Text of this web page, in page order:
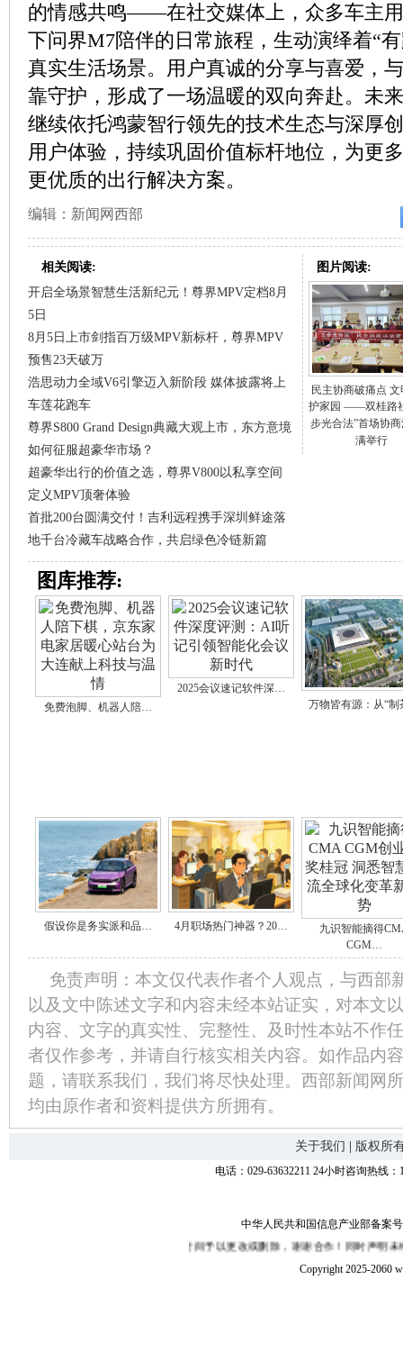
的情感共鸣——在社交媒体上，众多车主
下问界M7陪伴的日常旅程，生动演绎着“
真实生活场景。用户真诚的分享与喜爱，
靠守护，形成了一场温暖的双向奔赴。未
继续依托鸿蒙智行领先的技术生态与深厚
用户体验，持续巩固价值标杆地位，为更
更优质的出行解决方案。
编辑：新闻网西部
相关阅读:
开启全场景智慧生活新纪元！尊界MPV定档8月
5日
8月5日上市剑指百万级MPV新标杆，尊界MPV
预售23天破万
浩思动力全域V6引擎迈入新阶段 媒体披露将上
车莲花跑车
尊界S800 Grand Design典藏大观上市，东方意境
如何征服超豪华市场？
超豪华出行的价值之选，尊界V800以私享空间
定义MPV顶奢体验
首批200台圆满交付！吉利远程携手深圳鲜途落
地千台冷藏车战略合作，共启绿色冷链新篇
图片阅读:
民主协商破痛点 文
护家园 ——双桂路
步光合法”首场协
满举行
图库推荐:
免费泡脚、机器人陪…
2025会议速记软件深…
万物皆有源：从“
假设你是务实派和品… 4月职场热门神器？20… 九识智能摘得
CGM…
免责声明：本文仅代表作者个人观点，与西部
以及文中陈述文字和内容未经本站证实，对本文
内容、文字的真实性、完整性、及时性本站不作
者仅作参考，并请自行核实相关内容。如作品内
题，请联系我们，我们将尽快处理。西部新闻网
均由原作者和资料提供方所拥有。
关于我们 版权所
电话：029-63632211 24小时咨询热线
中华人民共和国信息产业部备案
来电告知，我们将在第一时间予以更改或删除，谢谢合作！同时声明未经授权
Copyright 2025-2060